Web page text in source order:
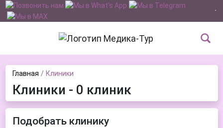
Главная Клиники
Клиники - 0 клиник
Подобрать клинику